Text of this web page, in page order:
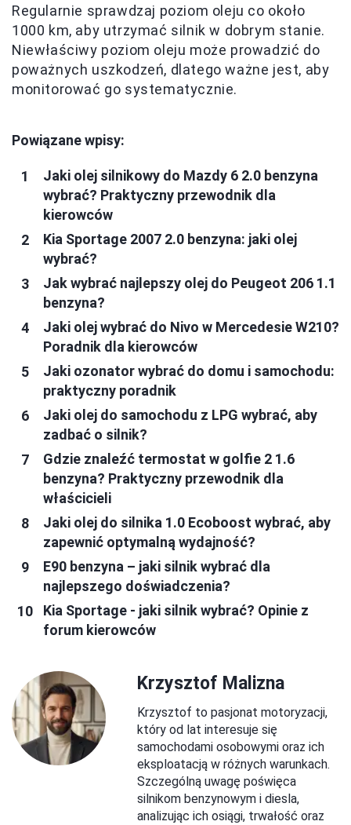
Regularnie sprawdzaj poziom oleju co około
1000 km, aby utrzymać silnik w dobrym stanie.
Niewłaściwy poziom oleju może prowadzić do
poważnych uszkodzeń, dlatego ważne jest, aby
monitorować go systematycznie.
Powiązane wpisy:
Jaki olej silnikowy do Mazdy 6 2.0 benzyna
wybrać? Praktyczny przewodnik dla
kierowców
Kia Sportage 2007 2.0 benzyna: jaki olej
wybrać?
Jak wybrać najlepszy olej do Peugeot 206 1.1
benzyna?
Jaki olej wybrać do Nivo w Mercedesie W210?
Poradnik dla kierowców
Jaki ozonator wybrać do domu i samochodu:
praktyczny poradnik
Jaki olej do samochodu z LPG wybrać, aby
zadbać o silnik?
Gdzie znaleźć termostat w golfie 2 1.6
benzyna? Praktyczny przewodnik dla
właścicieli
Jaki olej do silnika 1.0 Ecoboost wybrać, aby
zapewnić optymalną wydajność?
E90 benzyna – jaki silnik wybrać dla
najlepszego doświadczenia?
Kia Sportage - jaki silnik wybrać? Opinie z
forum kierowców
Krzysztof Malizna
Krzysztof to pasjonat motoryzacji,
który od lat interesuje się
samochodami osobowymi oraz ich
eksploatacją w różnych warunkach.
Szczególną uwagę poświęca
silnikom benzynowym i diesla,
analizując ich osiągi, trwałość oraz